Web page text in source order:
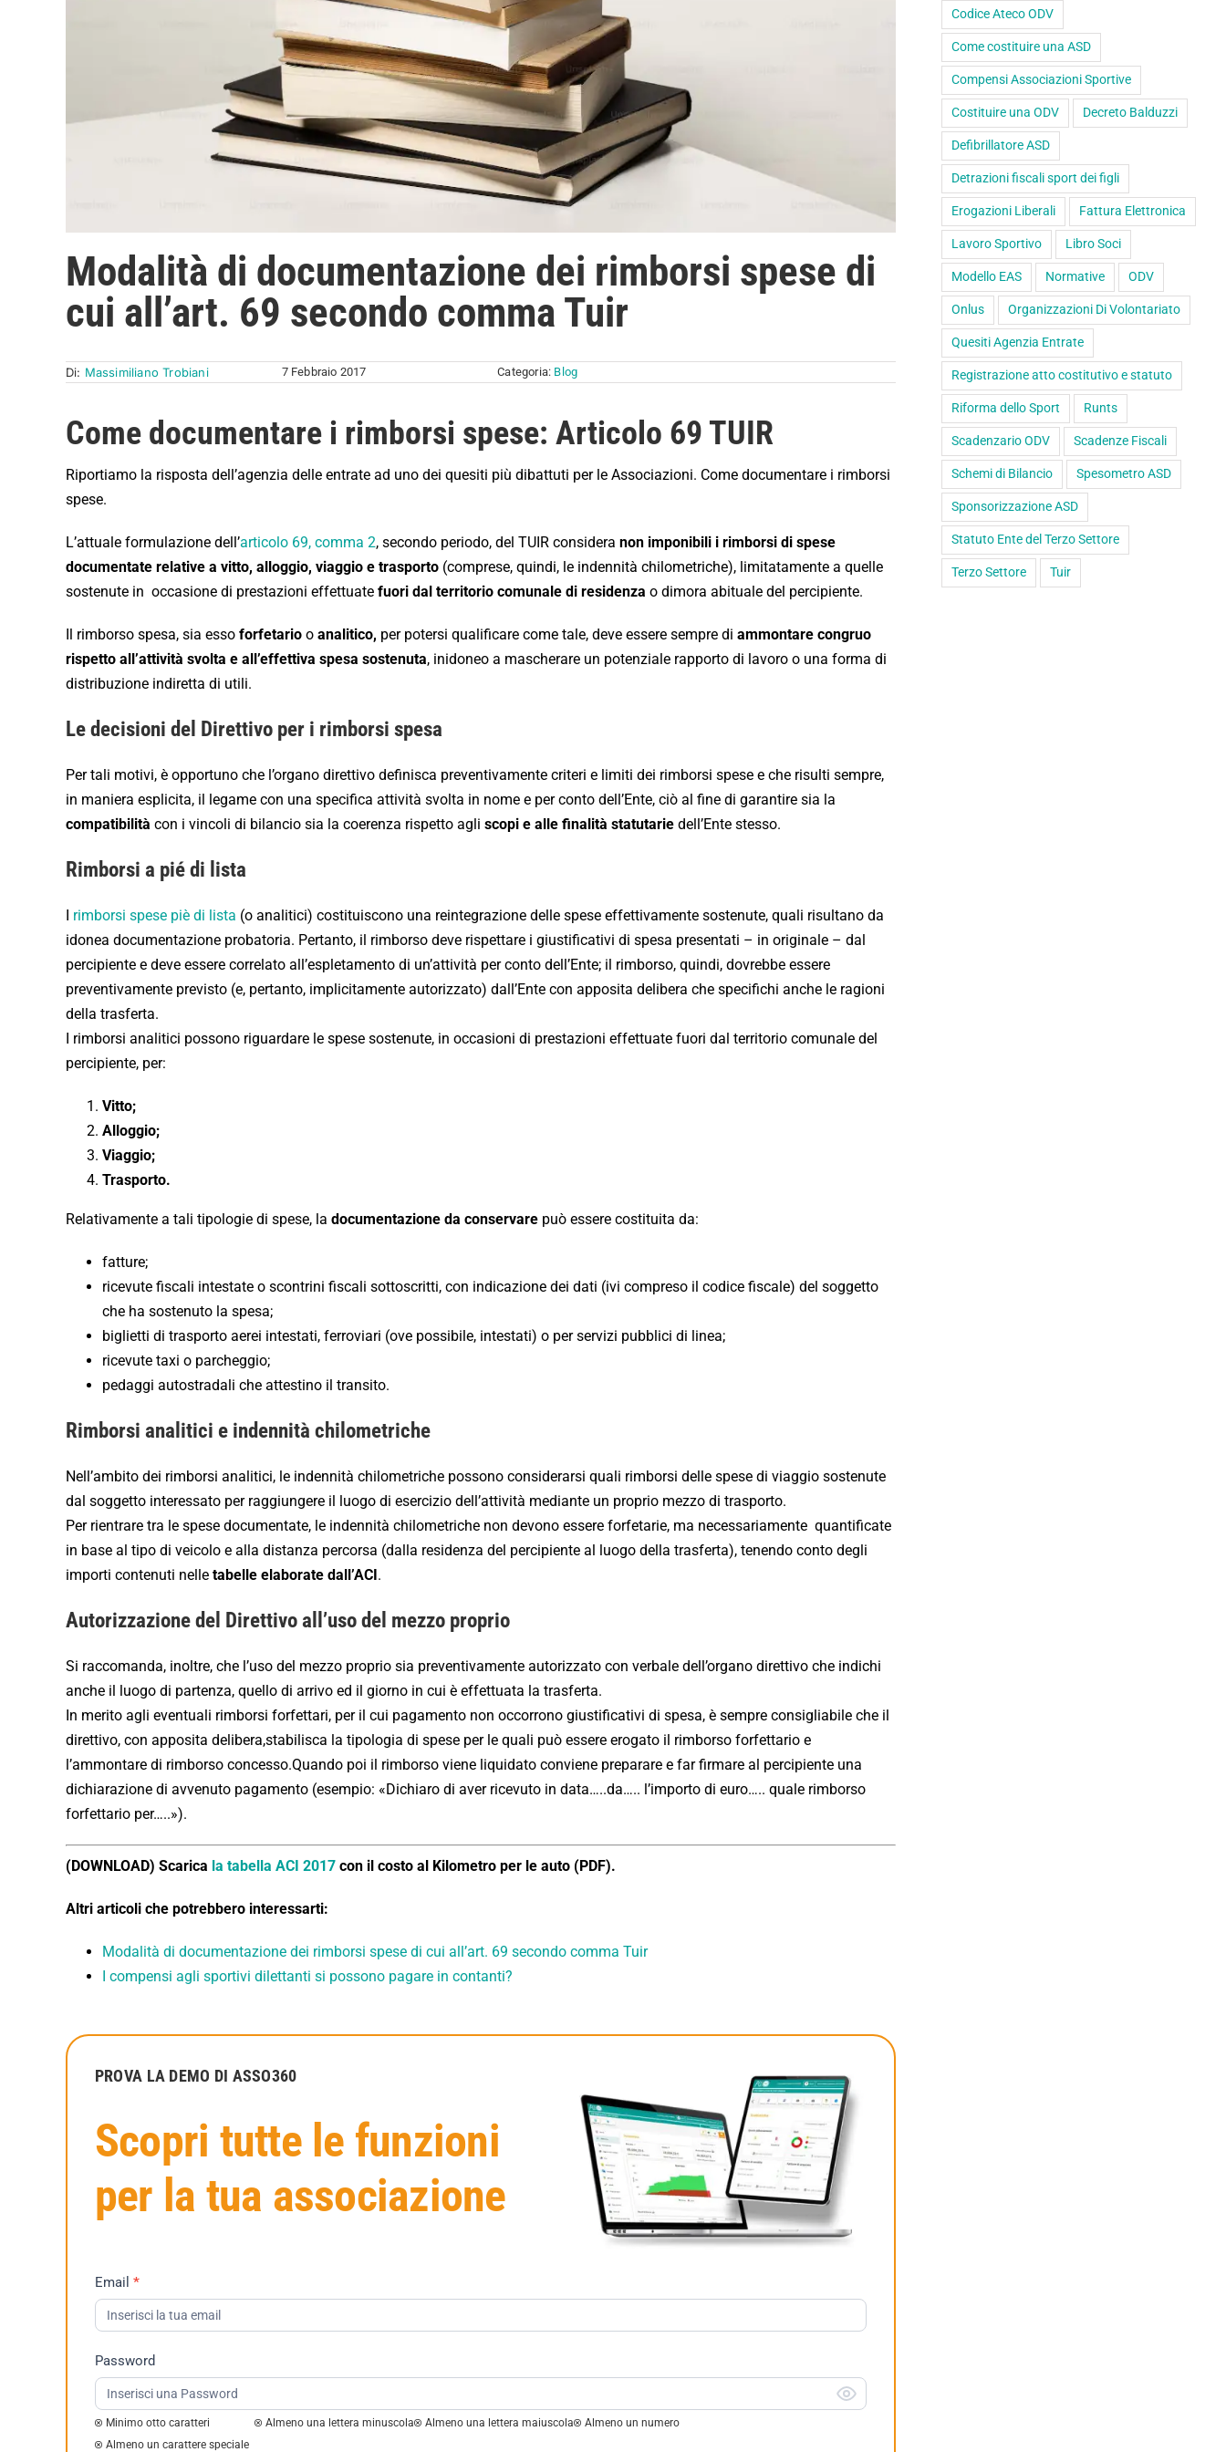
Modalità di documentazione dei rimborsi spese di
cui all’art. 69 secondo comma Tuir
Di: Massimiliano Trobiani 7 Febbraio 2017 Categoria: Blog
Come documentare i rimborsi spese: Articolo 69 TUIR
Riportiamo la risposta dell’agenzia delle entrate ad uno dei quesiti più dibattuti per le Associazioni. Come documentare i rimborsi
spese.
L’attuale formulazione dell’articolo 69, comma 2, secondo periodo, del TUIR considera non imponibili i rimborsi di spese
documentate relative a vitto, alloggio, viaggio e trasporto(comprese, quindi, le indennità chilometriche), limitatamente a quelle
sostenute in occasione di prestazioni effettuate fuori dal territorio comunale di residenza o dimora abituale del percipiente.
Il rimborso spesa, sia esso forfetarioo analitico, per potersi qualificare come tale, deve essere sempre di ammontare congruo
rispetto all’attività svolta e all’effettiva spesa sostenuta, inidoneo a mascherare un potenziale rapporto di lavoro o una forma di
distribuzione indiretta di utili.
Le decisioni del Direttivo per i rimborsi spesa
Per tali motivi, è opportuno che l’organo direttivo definisca preventivamente criteri e limiti dei rimborsi spese e che risulti sempre,
in maniera esplicita, il legame con una specifica attività svolta in nome e per conto dell’Ente, ciò al fine di garantire sia la
compatibilità con i vincoli di bilancio sia la coerenza rispetto agli scopi e alle finalità statutariedell’Ente stesso.
Rimborsi a pié di lista
rimborsi spese piè di lista (o analitici) costituiscono una reintegrazione delle spese effettivamente sostenute, quali risultano da
idonea documentazione probatoria. Pertanto, il rimborso deve rispettare i giustificativi di spesa presentati – in originale – dal
percipiente e deve essere correlato all’espletamento di un’attività per conto dell’Ente; il rimborso, quindi, dovrebbe essere
preventivamente previsto (e, pertanto, implicitamente autorizzato) dall’Ente con apposita delibera che specifichi anche le ragioni
della trasferta.
I rimborsi analitici possono riguardare le spese sostenute, in occasioni di prestazioni effettuate fuori dal territorio comunale del
percipiente, per:
Vitto;
Alloggio;
Viaggio;
Trasporto.
Relativamente a tali tipologie di spese, la documentazione da conservarepuò essere costituita da:
fatture;
ricevute fiscali intestate o scontrini fiscali sottoscritti, con indicazione dei dati (ivi compreso il codice fiscale) del soggetto
che ha sostenuto la spesa;
biglietti di trasporto aerei intestati, ferroviari (ove possibile, intestati) o per servizi pubblici di linea;
ricevute taxi o parcheggio;
pedaggi autostradali che attestino il transito.
Rimborsi analitici e indennità chilometriche
Nell’ambito dei rimborsi analitici, le indennità chilometriche possono considerarsi quali rimborsi delle spese di viaggio sostenute
dal soggetto interessato per raggiungere il luogo di esercizio dell’attività mediante un proprio mezzo di trasporto.
Per rientrare tra le spese documentate, le indennità chilometriche non devono essere forfetarie, ma necessariamente quantificate
in base al tipo di veicolo e alla distanza percorsa (dalla residenza del percipiente al luogo della trasferta), tenendo conto degli
importi contenuti nelle tabelle elaborate dall’ACI .
Autorizzazione del Direttivo all’uso del mezzo proprio
Si raccomanda, inoltre, che l’uso del mezzo proprio sia preventivamente autorizzato con verbale dell’organo direttivo che indichi
anche il luogo di partenza, quello di arrivo ed il giorno in cui è effettuata la trasferta.
In merito agli eventuali rimborsi forfettari, per il cui pagamento non occorrono giustificativi di spesa, è sempre consigliabile che il
direttivo, con apposita delibera,stabilisca la tipologia di spese per le quali può essere erogato il rimborso forfettario e
l’ammontare di rimborso concesso.Quando poi il rimborso viene liquidato conviene preparare e far firmare al percipiente una
dichiarazione di avvenuto pagamento (esempio: «Dichiaro di aver ricevuto in data…..da….. l’importo di euro….. quale rimborso
forfettario per…..»).
(DOWNLOAD) Scarica la tabella ACI 2017con il costo al Kilometro per le auto (PDF).
Altri articoli che potrebbero interessarti:
Modalità di documentazione dei rimborsi spese di cui all’art. 69 secondo comma Tuir
I compensi agli sportivi dilettanti si possono pagare in contanti?
PROVA LA DEMO DI ASSO360
Scopri tutte le funzioni
per la tua associazione
Richiesta
Demo
2023
Email *
Password
Minimo otto caratteri Almeno una lettera minuscola Almeno una lettera maiuscola
Almeno un numero
Almeno un carattere speciale
Codice Ateco ODV
Come costituire una ASD
Compensi Associazioni Sportive
Costituire una ODV Decreto Balduzzi
Defibrillatore ASD
Detrazioni fiscali sport dei figli
Erogazioni Liberali Fattura Elettronica
Lavoro Sportivo Libro Soci
Modello EAS Normative ODV
Onlus Organizzazioni Di Volontariato
Quesiti Agenzia Entrate
Registrazione atto costitutivo e statuto
Riforma dello Sport Runts
Scadenzario ODV Scadenze Fiscali
Schemi di Bilancio Spesometro ASD
Sponsorizzazione ASD
Statuto Ente del Terzo Settore
Terzo Settore Tuir